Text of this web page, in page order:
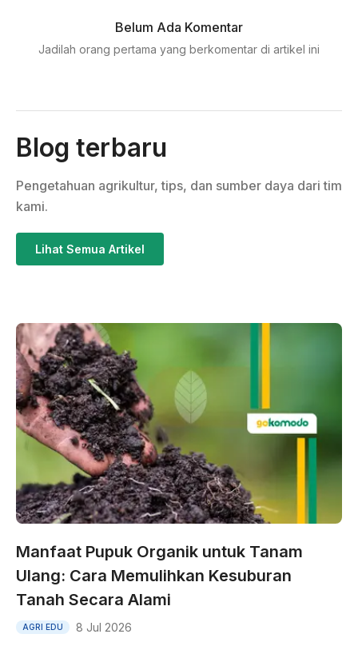
Belum Ada Komentar
Jadilah orang pertama yang berkomentar di artikel ini
Blog terbaru
Pengetahuan agrikultur, tips, dan sumber daya dari tim
kami.
Lihat Semua Artikel
Manfaat Pupuk Organik untuk Tanam
Ulang: Cara Memulihkan Kesuburan
Tanah Secara Alami
AGRI EDU 8 Jul 2026